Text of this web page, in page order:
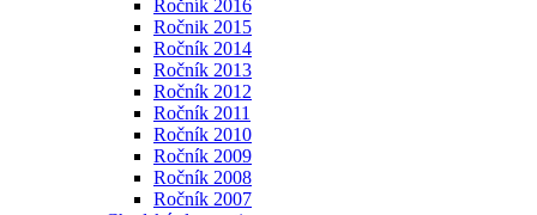
Ročník 2016
Ročnik 2015
Ročník 2014
Ročník 2013
Ročník 2012
Ročník 2011
Ročník 2010
Ročník 2009
Ročník 2008
Ročník 2007